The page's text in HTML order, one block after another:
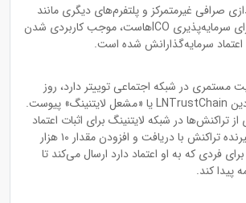
صرافی غیرمتمرکز و پلتفرم‌های دیگری مانند
لانچ پد که بستری برای سرمایه‌پذیری ICOهاست، موجب کاربردی شدن
سرمایه‌گذارانش شده است.
مستمری در شبکه اجتماعی توییتر دارد، روز
گذشته به حرکت نمادین LNTrustChain یا «مشعل لایتنینگ» پیوست.
تراکنش‌ها در شبکه لایتنینگ برای اثبات اعتماد
به این شبکه است. گیرنده تراکنش با دریافت و افزودن مقدار ۱۰ هزار
فردی که به او اعتماد دارد ارسال می‌کند تا
پیدا کند.